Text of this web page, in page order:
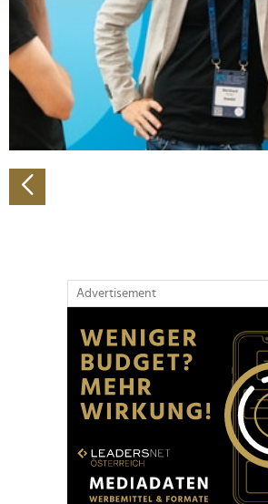
Abschnitt Einzelheiten
fest.
Wir verwenden Cookies, um Inhalte
personalisieren, Funktionen für soziale
zu können und die Zugriffe auf unsere
analysieren. Außerdem geben wir
Verwendung unserer Website an
soziale Medien, Werbung und
Partner führen diese Informationen
Advertisement